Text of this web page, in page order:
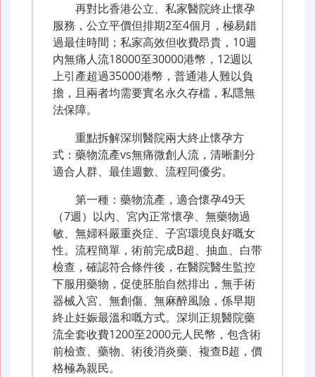
再對比香港公立、私家醫院終止懷孕
服務，公立平價但排期2至4個月，極易錯
過最佳時間；私家高效但收費昂貴，10週
內無痛人流18000至30000港幣，12週以
上引產超過35000港幣，普通港人難以負
擔，且兩者均需要實名永久存檔，私隱無
法保障。
重點拆解深圳醫院兩大終止懷孕方
式：藥物流產vs無痛微創人流，清晰劃分
適合人群、最佳週數、流程同優劣。
第一種：藥物流產，適合懷孕49天
（7週）以內、宮內正常懷孕、無藥物過
敏、無婦科嚴重炎症、子宮環境良好嘅女
性。流程簡單，術前完成B超、抽血、白带
檢查，確認符合條件後，在醫院醫生監控
下服用藥物，促使胚胎自然排出，無手術
器械入宮、無創傷、無麻醉風險，係早期
終止妊娠最溫和嘅方式。深圳正規醫院藥
流全套收費1200至2000元人民幣，包含術
前檢查、藥物、術後消炎藥、複查B超，價
格極為親民。